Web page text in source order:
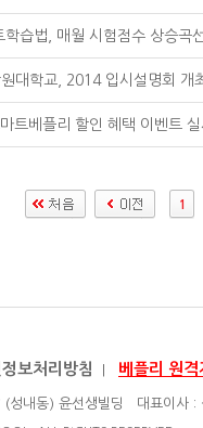
학습법, 매월 시험점수 상승곡
대학교, 2014 입시설명회 개
트베플리 할인 혜택 이벤트 실
1
보처리방침 베플리 원격
(성내동) 윤선생빌딩 대표이사 :